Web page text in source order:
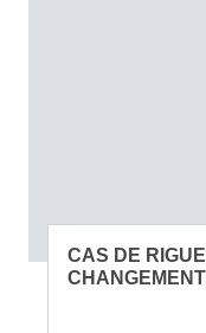
CAS DE